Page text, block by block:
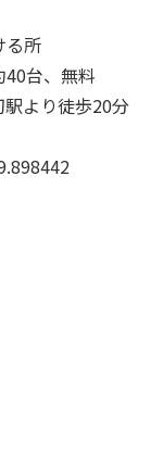
所
、無料
り徒歩20分